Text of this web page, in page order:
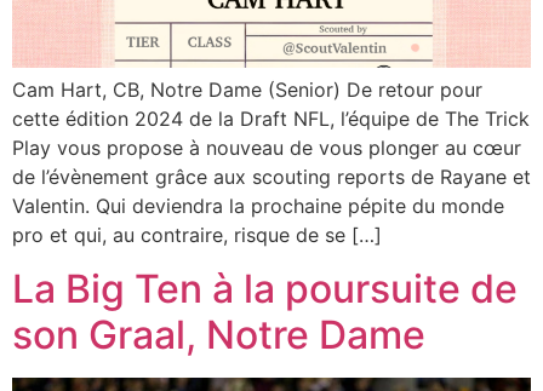
Cam Hart, CB, Notre Dame (Senior) De retour pour
cette édition 2024 de la Draft NFL, l’équipe de The Trick
Play vous propose à nouveau de vous plonger au cœur
de l’évènement grâce aux scouting reports de Rayane et
Valentin. Qui deviendra la prochaine pépite du monde
pro et qui, au contraire, risque de se […]
La Big Ten à la poursuite de
son Graal, Notre Dame